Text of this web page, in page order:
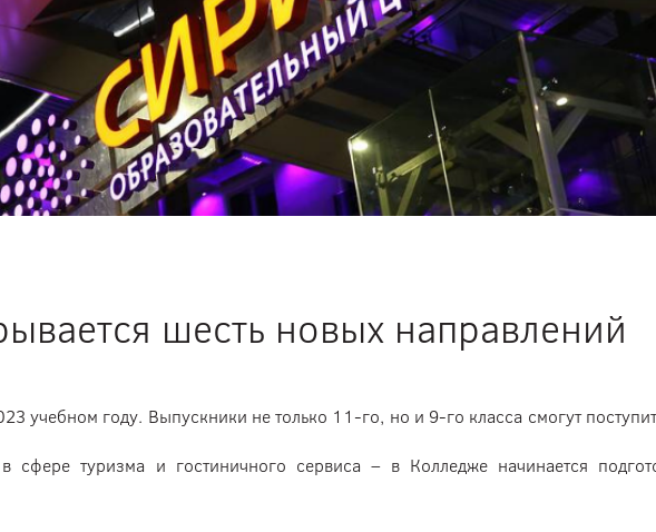
шесть новых направлений
учебном году. Выпускники не только 11-го, но и 9-го класса смогут
туризма и гостиничного сервиса – в Колледже начинается